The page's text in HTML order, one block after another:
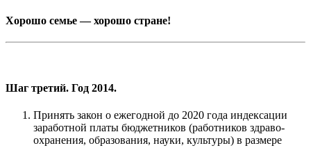
Хорошо семье — хорошо стране!
Шаг третий. Год 2014.
Принять закон о ежегодной до 2020 года индексации
заработной платы бюджетников (работников здраво­
охранения, образования, науки, культуры) в размере